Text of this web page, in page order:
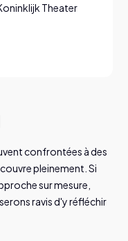
Theater
confrontées à des
pleinement. Si
sur mesure,
ravis d'y réfléchir